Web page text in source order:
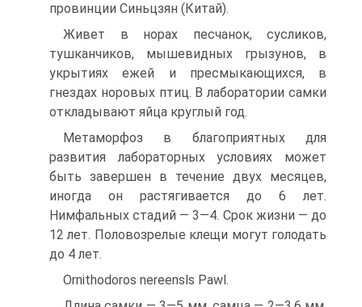
провинции Синьцзян (Китай).
Живет в норах песчанок, сусликов,
тушканчиков, мышевидных грызунов, в
укрытиях ежей и пресмыкающихся, в
гнездах норовых птиц. В лаборатории самки
откладывают яйца круглый год.
Метаморфоз в благоприятных для
развития лабораторных условиях может
быть завершен в течение двух месяцев,
иногда он растягивается до 6 лет.
Нимфальных стадий — 3—4. Срок жизни — до
12 лет. Половозрелые клещи могут голодать
до 4 лет.
Ornithodoros nereensls Pawl.